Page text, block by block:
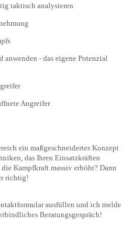
taktisch analysieren
- das eigene Potenzial
Angreifer
ein maßgeschneidertes Konzept
das Ihren Einsatzkräften
Kampfkraft massiv erhöht? Dann
richtig!
ausfüllen und ich melde
Beratungsgespräch!